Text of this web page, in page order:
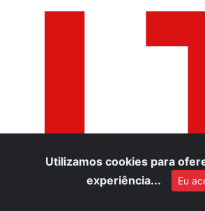
Utilizamos cookies para
experiência...
Eu